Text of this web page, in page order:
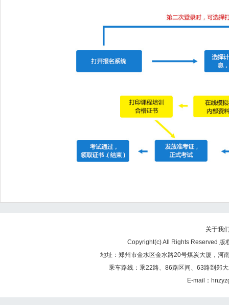
关于我
Copyright(c) All Rights Reserved 版
地址：郑州市金水区金水路20号煤炭大厦，河
乘车路线：乘22路、86路区间、63路到郑
E-mail：